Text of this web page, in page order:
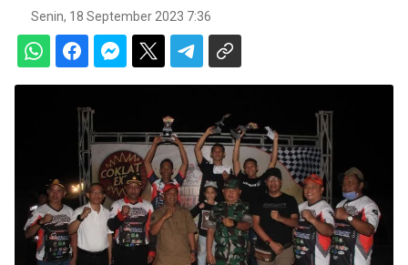
Senin, 18 September 2023 7:36